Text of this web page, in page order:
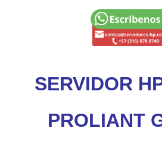
SERVIDOR
PROLIANT